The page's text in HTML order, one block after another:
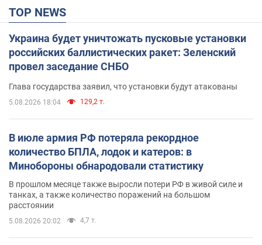
TOP NEWS
Украина будет уничтожать пусковые установки
российских баллистических ракет: Зеленский
провел заседание СНБО
Глава государства заявил, что установки будут атакованы
5.08.2026 18:04 129,2 т.
В июле армия РФ потеряла рекордное
количество БПЛА, лодок и катеров: в
Минобороны обнародовали статистику
В прошлом месяце также выросли потери РФ в живой силе и
танках, а также количество поражений на большом
расстоянии
5.08.2026 20:02 4,7 т.